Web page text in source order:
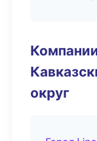
округ